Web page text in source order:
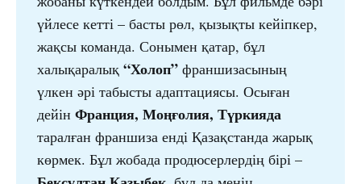
үйлесе кетті – басты рөл, қызықты кейіпкер,
жақсы команда. Сонымен қатар, бұл
халықаралық “Холоп”франшизасының
үлкен әрі табысты адаптациясы. Осыған
дейін Франция, Моңғолия, Түркияда
таралған франшиза енді Қазақстанда жарық
көрмек. Бұл жобада продюсерлердің бірі –